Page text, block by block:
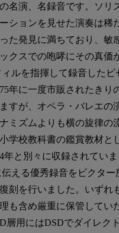
名演、名録音です。ソリ
ションを見せた演奏は稀
た発見に満ちており、敏
クスでの咆哮にその真価
ルを指揮して録音した
年に一度市販されたきり
すが、オペラ・バレエの
ミズムよりも横の旋律の
学校教科書の鑑賞教材と
年と別々に収録されてい
える優秀録音をビクタ
刻を行いました。いずれ
も含め厳重に保管してい
層用にはDSDでダイレク